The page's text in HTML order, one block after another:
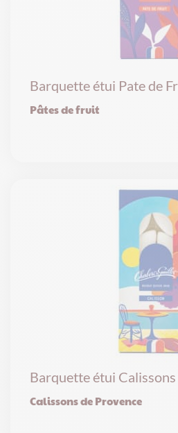
Barquette étui Pate de
Pâtes de fruit
Barquette étui
Calissons de Provence